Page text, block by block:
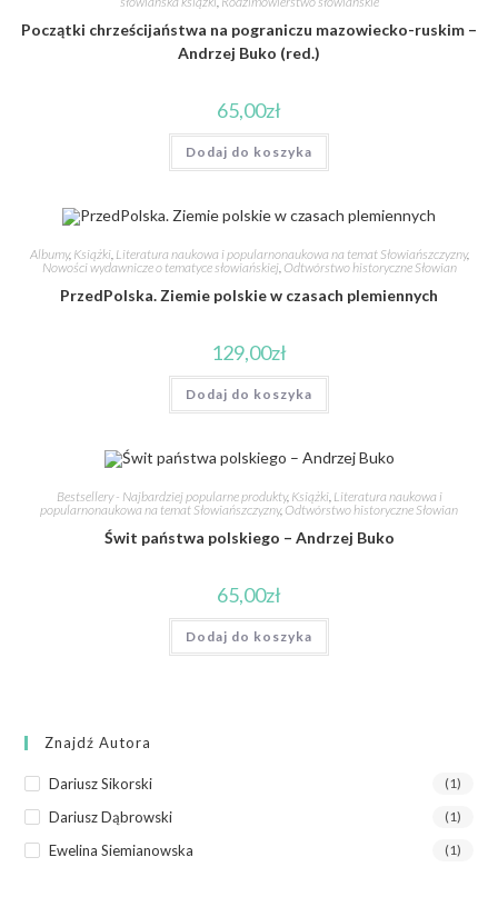
Początki chrześcijaństwa na pograniczu mazowiecko-ruskim –
Andrzej Buko (red.)
65,00zł
Dodaj do koszyka
Albumy, Książki, Literatura naukowa i popularnonaukowa na temat Słowiańszczyzny,
Nowości wydawnicze o tematyce słowiańskiej, Odtwórstwo historyczne Słowian
PrzedPolska. Ziemie polskie w czasach plemiennych
129,00zł
Dodaj do koszyka
Bestsellery - Najbardziej popularne produkty, Książki, Literatura naukowa i
popularnonaukowa na temat Słowiańszczyzny, Odtwórstwo historyczne Słowian
Świt państwa polskiego – Andrzej Buko
65,00zł
Dodaj do koszyka
Znajdź Autora
Dariusz Sikorski (1)
Dariusz Dąbrowski (1)
Ewelina Siemianowska (1)